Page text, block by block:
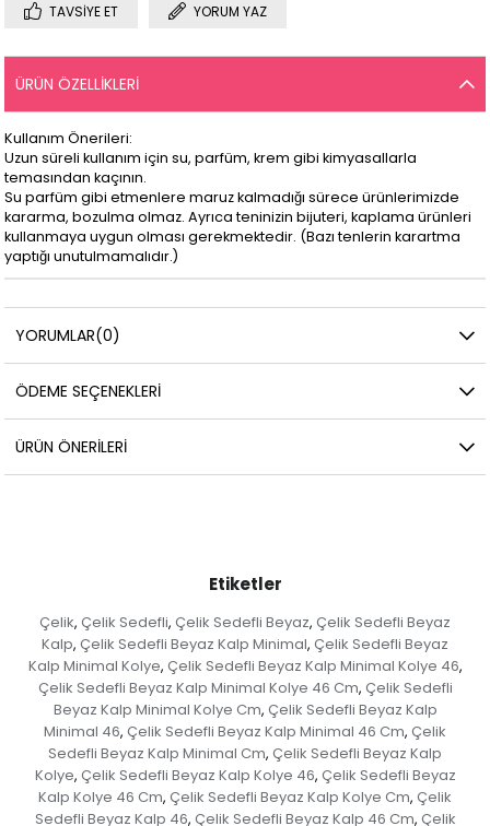
TAVSIYE ET YORUM YAZ
ÜRÜN ÖZELLIKLERI
Kullanım Önerileri:
Uzun süreli kullanım için su, parfüm, krem gibi kimyasallarla
temasından kaçının.
Su parfüm gibi etmenlere maruz kalmadığı sürece ürünlerimizde
kararma, bozulma olmaz. Ayrıca teninizin bijuteri, kaplama ürünleri
kullanmaya uygun olması gerekmektedir. (Bazı tenlerin karartma
yaptığı unutulmamalıdır.)
YORUMLAR(0)
ÖDEME SEÇENEKLERI
ÜRÜN ÖNERILERI
Etiketler
Çelik, Çelik Sedefli, Çelik Sedefli Beyaz, Çelik Sedefli Beyaz
Kalp, Çelik Sedefli Beyaz Kalp Minimal, Çelik Sedefli Beyaz
Kalp Minimal Kolye, Çelik Sedefli Beyaz Kalp Minimal Kolye 46,
Çelik Sedefli Beyaz Kalp Minimal Kolye 46 Cm, Çelik Sedefli
Beyaz Kalp Minimal Kolye Cm, Çelik Sedefli Beyaz Kalp
Minimal 46, Çelik Sedefli Beyaz Kalp Minimal 46 Cm, Çelik
Sedefli Beyaz Kalp Minimal Cm, Çelik Sedefli Beyaz Kalp
Kolye, Çelik Sedefli Beyaz Kalp Kolye 46, Çelik Sedefli Beyaz
Kalp Kolye 46 Cm, Çelik Sedefli Beyaz Kalp Kolye Cm, Çelik
Sedefli Beyaz Kalp 46, Çelik Sedefli Beyaz Kalp 46 Cm, Çelik